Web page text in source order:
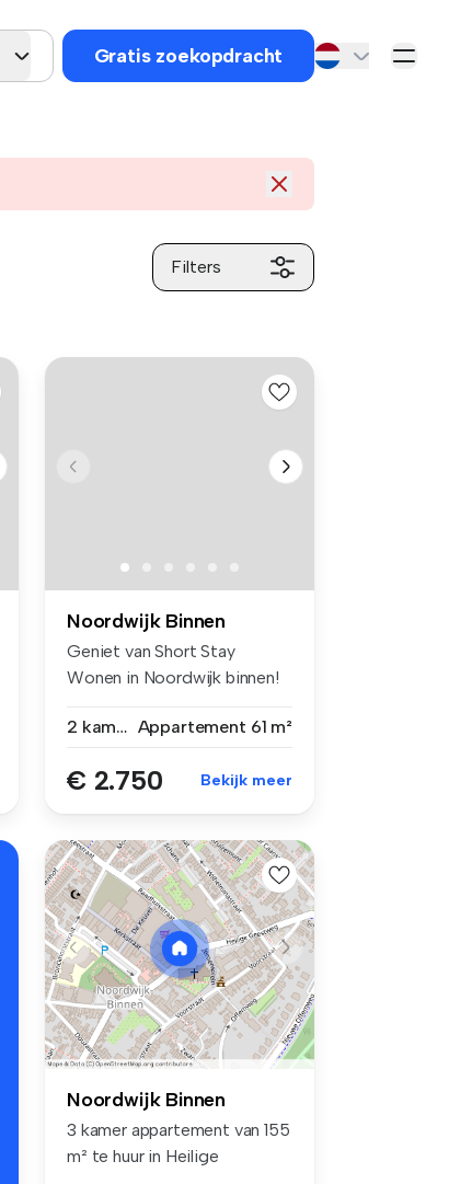
Gratis zoekopdracht
Filters
Noordwijk Binnen
Geniet van Short Stay
Wonen in Noordwijk binnen!
2 kamers Appartement 61 m²
€ 2.750 Bekijk meer
Noordwijk Binnen
3 kamer appartement van 155
m² te huur in Heilige